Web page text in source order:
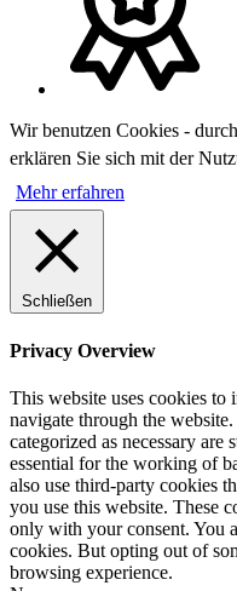
Wir benutzen Cookies -
erklären Sie sich mit der
Mehr erfahren
Schließen
Privacy Overview
This website uses cookies
navigate through the
categorized as necessary are
essential for the working of
also use third-party cookies
you use this website. These
only with your consent. You
cookies. But opting out of
browsing experience.